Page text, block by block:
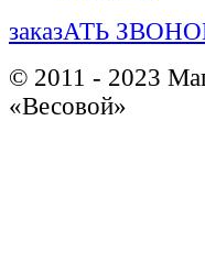
заказАТЬ
© 2011 - 2023
«Весовой»